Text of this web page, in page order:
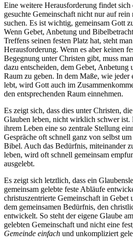
Eine weitere Herausforderung findet sich
gesuchte Gemeinschaft nicht nur auf rein
suchen. Es ist wichtig, gemeinsam Gott
Wenn Gebet, Anbetung und
Treffens seinen festen Platz hat, steht
Herausforderung. Wenn es aber keinen
Begegnung unter Christen gibt, muss
dazu entscheiden, dem Gebet, Anbetung
Raum zu geben. In dem Maße, wie
lebt, wird Gott auch im
den entsprechenden Raum einnehmen.
Es zeigt sich, dass dies unter Christen,
Glauben leben, nicht wirklich schwer ist.
ihrem Leben eine so zentrale Stellung
Gespräche oft schnell ganz von selbst
Bibel. Auch das Bedürfnis, miteinander
leben, wird oft schnell gemeinsam
ausgelebt.
Es zeigt sich letztlich, dass ein
gemeinsam gelebte feste Abläufe
christuszentrierte Gemeinschaft in Gebet
dem gemeinsamen Bedürfnis, den
entwickelt. So steht der eigene Glaube
gelebten Gemeinschaft und nicht eine
Gemeinde einfach und unkompliziert